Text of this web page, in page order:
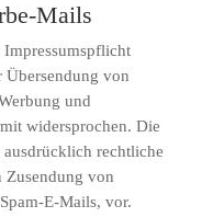
Mails
von
und
widersprochen. Die
ausdrücklich rechtliche
Zusendung von
E-Mails, vor.